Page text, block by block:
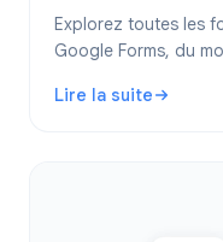
Explorez toutes les
Google Forms, du
notifications et
Lire la suite
: Fonctionnalités